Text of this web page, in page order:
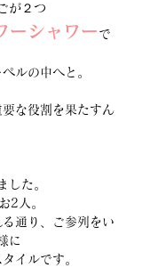
が２つ
ーシャワー で
ルの中へと。
な役割を果たすん
した。
2人。
通り、ご参列をい
に
イルです。